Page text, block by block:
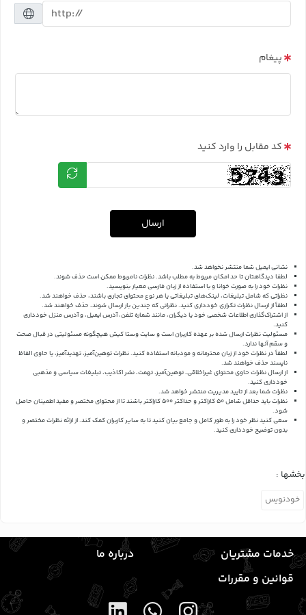
پیغام
کد مقابل را وارد کنید
ارسال
نشانی ایمیل شما منتشر نخواهد شد.
لطفا دیدگاهتان تا حد امکان مربوط به مطلب باشد. نظرات نامربوط ممکن است حذف شوند.
نظرات خود را به صورت خوانا و با استفاده از زبان فارسی معیار بنویسید.
نظراتی که شامل تبلیغات، لینک‌های تبلیغاتی یا هر نوع محتوای تجاری باشند، حذف خواهند شد.
لطفاً از ارسال نظرات تکراری خودداری کنید. نظراتی که چندین بار ارسال شوند، حذف خواهند شد.
از اشتراک‌گذاری اطلاعات شخصی خود یا دیگران، مانند شماره تلفن، آدرس ایمیل، و آدرس منزل خودداری
کنید.
مسئولیت نظرات ارسال شده بر عهده کاربران است و سایت وستا کیش هیچگونه مسئولیتی در قبال صحت
و سقم آنها ندارد.
لطفاً در نظرات خود از زبان محترمانه و مودبانه استفاده کنید. نظرات توهین‌آمیز، تهدیدآمیز، یا حاوی الفاظ
ناپسند حذف خواهند شد.
از ارسال نظرات حاوی محتوای غیراخلاقی، توهین‌آمیز، تهمت، نشر اکاذیب، تبلیغات سیاسی و مذهبی
خودداری کنید.
نظرات شما بعد از تایید مدیریت منتشر خواهد شد.
نظرات باید حداقل شامل 50 کاراکتر و حداکثر 500 کاراکتر باشند تا از محتوای مختصر و مفید اطمینان حاصل
شود.
سعی کنید نظر خود را به طور کامل و جامع بیان کنید تا به سایر کاربران کمک کند.از ارائه نظرات مختصر و
بدون توضیح خودداری کنید.
بخشها :
خودنویس
خدمات مشتریان
درباره ما
قوانین و مقررات